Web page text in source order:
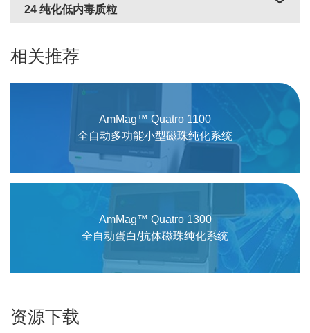
24 纯化低内毒质粒
相关推荐
AmMag™ Quatro 1100
全自动多功能小型磁珠纯化系统
AmMag™ Quatro 1300
全自动蛋白/抗体磁珠纯化系统
资源下载